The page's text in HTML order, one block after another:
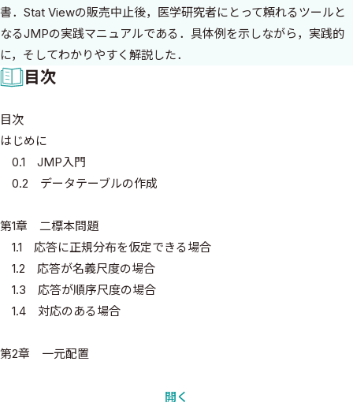
書．Stat Viewの販売中止後，医学研究者にとって頼れるツールと
なるJMPの実践マニュアルである．具体例を示しながら，実践的
に，そしてわかりやすく解説した．
目次
目次
はじめに
0.1 JMP入門
0.2 データテーブルの作成
第1章 二標本問題
1.1 応答に正規分布を仮定できる場合
1.2 応答が名義尺度の場合
1.3 応答が順序尺度の場合
1.4 対応のある場合
第2章 一元配置
2.2 正規性が仮定できない場合
開く